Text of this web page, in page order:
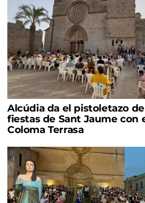
Alcúdia da el pistoletazo
fiestas de Sant Jaume con
Coloma Terrasa